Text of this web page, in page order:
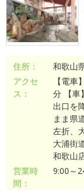
住所：
和歌山
アクセ
ス：
【電
分 【車
出口を
まま県
左折、
大浦街
和歌山
営業時
間：
9:00～